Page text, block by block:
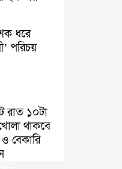
ধরে
পরিচয়
রাত ১০টা
থাকবে
ও বেকারি